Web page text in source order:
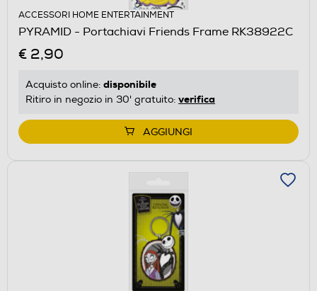
ACCESSORI HOME ENTERTAINMENT
PYRAMID - Portachiavi Friends Frame RK38922C
€ 2,90
Acquisto online: disponibile
Ritiro in negozio in 30' gratuito: verifica
AGGIUNGI